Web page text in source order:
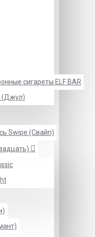
сигареты ELF BAR
(Джул)
Swipe (Свайп)